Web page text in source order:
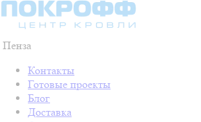
Пенза
Контакты
Готовые проекты
Блог
Доставка